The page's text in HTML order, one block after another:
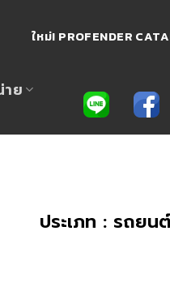
ใหม่! PROFENDER
าย
ประเภท : รถยน